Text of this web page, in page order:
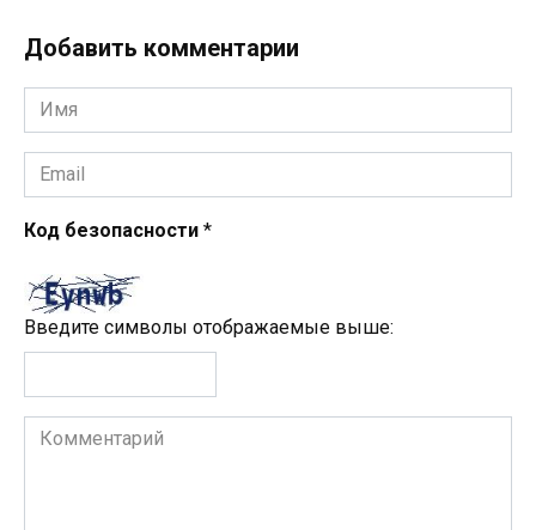
Добавить комментарии
Имя
*
Email
*
Код безопасности *
Введите символы отображаемые выше:
Комментарий